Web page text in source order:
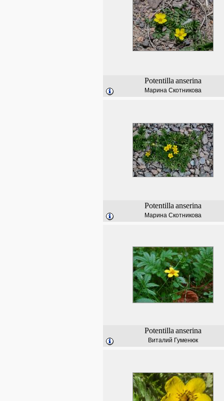
Potentilla anserina
Марина Скотникова
Potentilla anserina
Марина Скотникова
Potentilla anserina
Виталий Гуменюк